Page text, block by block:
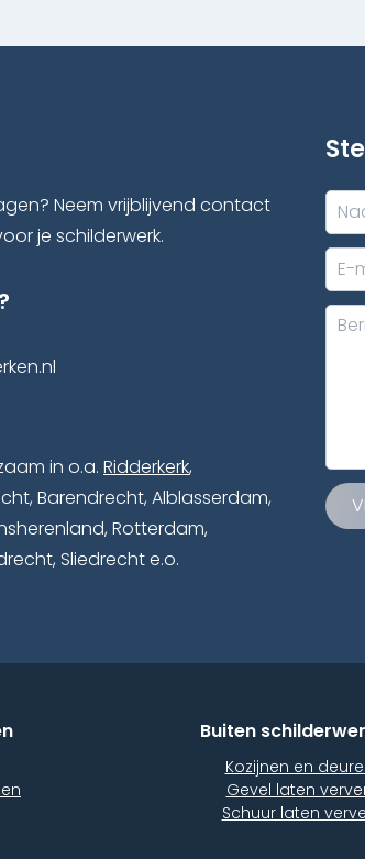
Neem vrijblijvend contact
je schilderwerk.
in o.a. Ridderkerk,
Barendrecht, Alblasserdam,
Rotterdam,
Sliedrecht e.o.
Buiten
Kozijnen en
Gevel laten
Schuur laten